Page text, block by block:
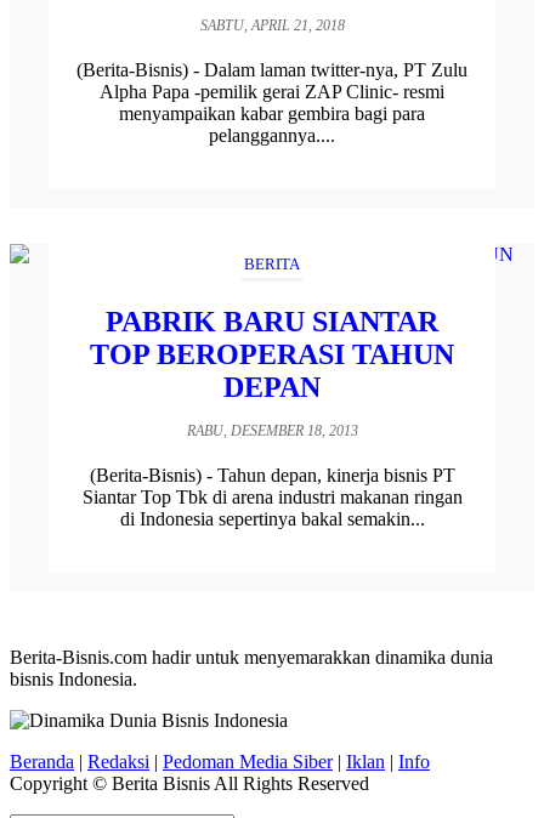
SABTU, APRIL 21, 2018
(Berita-Bisnis) - Dalam laman twitter-nya, PT Zulu
Alpha Papa -pemilik gerai ZAP Clinic- resmi
menyampaikan kabar gembira bagi para
pelanggannya....
BERITA
PABRIK BARU SIANTAR
TOP BEROPERASI TAHUN
DEPAN
RABU, DESEMBER 18, 2013
(Berita-Bisnis) - Tahun depan, kinerja bisnis PT
Siantar Top Tbk di arena industri makanan ringan
di Indonesia sepertinya bakal semakin...
Berita-Bisnis.com hadir untuk menyemarakkan dinamika dunia
bisnis Indonesia.
Beranda | Redaksi | Pedoman Media Siber| Iklan | Info
Copyright © Berita Bisnis All Rights Reserved